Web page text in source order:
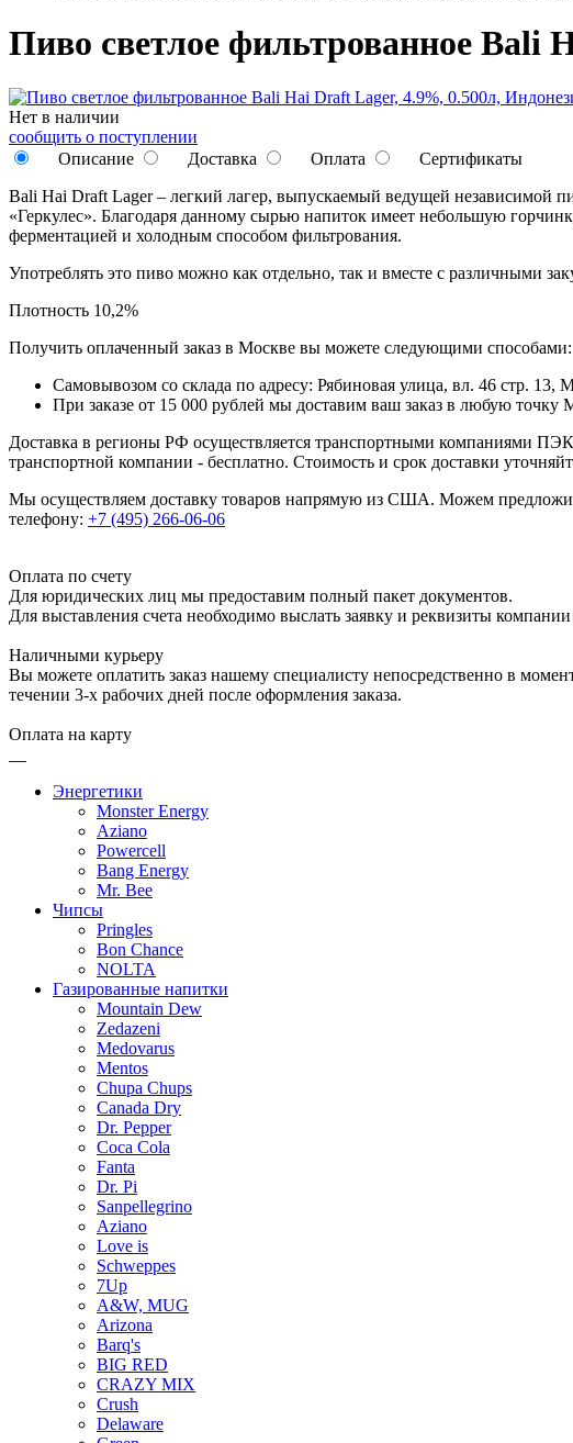
Пиво светлое фильтрованное Bali
Нет в наличии
сообщить о поступлении
Описание
Доставка Оплата
Сертификаты
Bali Hai Draft Lager – легкий лагер, выпускаемый ведущей независимой
«Геркулес». Благодаря данному сырью напиток имеет небольшую
ферментацией и холодным способом фильтрования.
Употреблять это пиво можно как отдельно, так и вместе с различными
Плотность 10,2%
Получить оплаченный заказ в Москве вы можете следующими способами:
Самовывозом со склада по адресу: Рябиновая улица, вл. 46 стр. 13,
При заказе от 15 000 рублей мы доставим ваш заказ в любую
Доставка в регионы РФ осуществляется транспортными компаниями
транспортной компании - бесплатно. Стоимость и срок доставки
Мы осуществляем доставку товаров напрямую из США. Можем
телефону: +7 (495) 266-06-06
Оплата по счету
Для юридических лиц мы предоставим полный пакет документов.
Для выставления счета необходимо выслать заявку и реквизиты
Наличными курьеру
Вы можете оплатить заказ нашему специалисту непосредственно в
течении 3-х рабочих дней после оформления заказа.
Оплата на карту
Энергетики
Monster Energy
Aziano
Powercell
Bang Energy
Mr. Bee
Чипсы
Pringles
Bon Chance
NOLTA
Газированные напитки
Mountain Dew
Zedazeni
Medovarus
Mentos
Chupa Chups
Canada Dry
Dr. Pepper
Coca Cola
Fanta
Dr. Pi
Sanpellegrino
Aziano
Love is
Schweppes
7Up
A&W, MUG
Arizona
Barq's
BIG RED
CRAZY MIX
Crush
Delaware